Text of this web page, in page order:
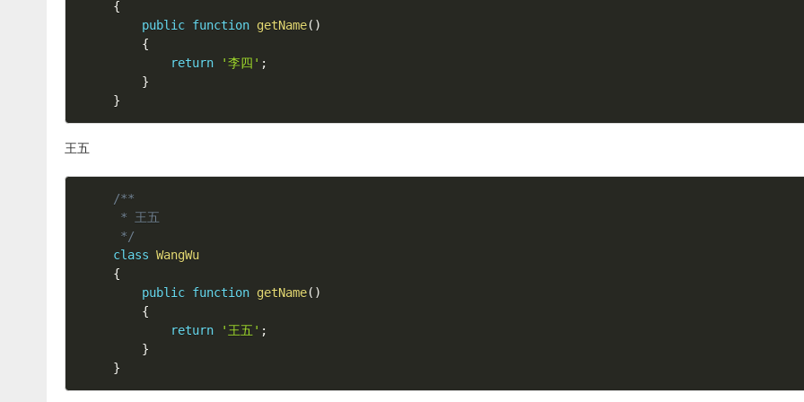
{
public function getName( )
{
return
'李四' ;
}
}
王五
/**
*/
class WangWu
{
public function getName( )
{
return
'王五' ;
}
}